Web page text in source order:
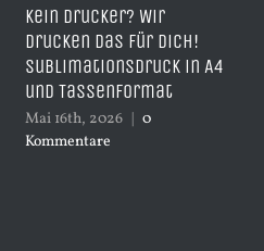
Kein Drucker? Wir
drucken das für dich!
Sublimationsdruck in A4
und Tassenformat
Mai 16th, 2026 | 0
Kommentare